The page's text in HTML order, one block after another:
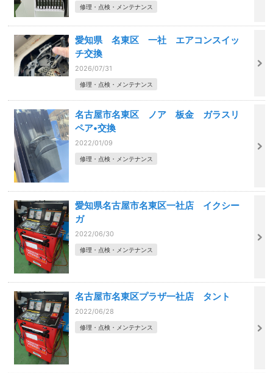
修理・点検・メンテナンス
愛知県 名東区 一社 エアコンスイッ
チ交換
2026/07/31
修理・点検・メンテナンス
名古屋市名東区 ノア 板金 ガラスリ
ペア•交換
2022/01/09
修理・点検・メンテナンス
愛知県名古屋市名東区一社店 イクシー
ガ
2022/06/30
修理・点検・メンテナンス
名古屋市名東区プラザ一社店 タント
2022/06/28
修理・点検・メンテナンス